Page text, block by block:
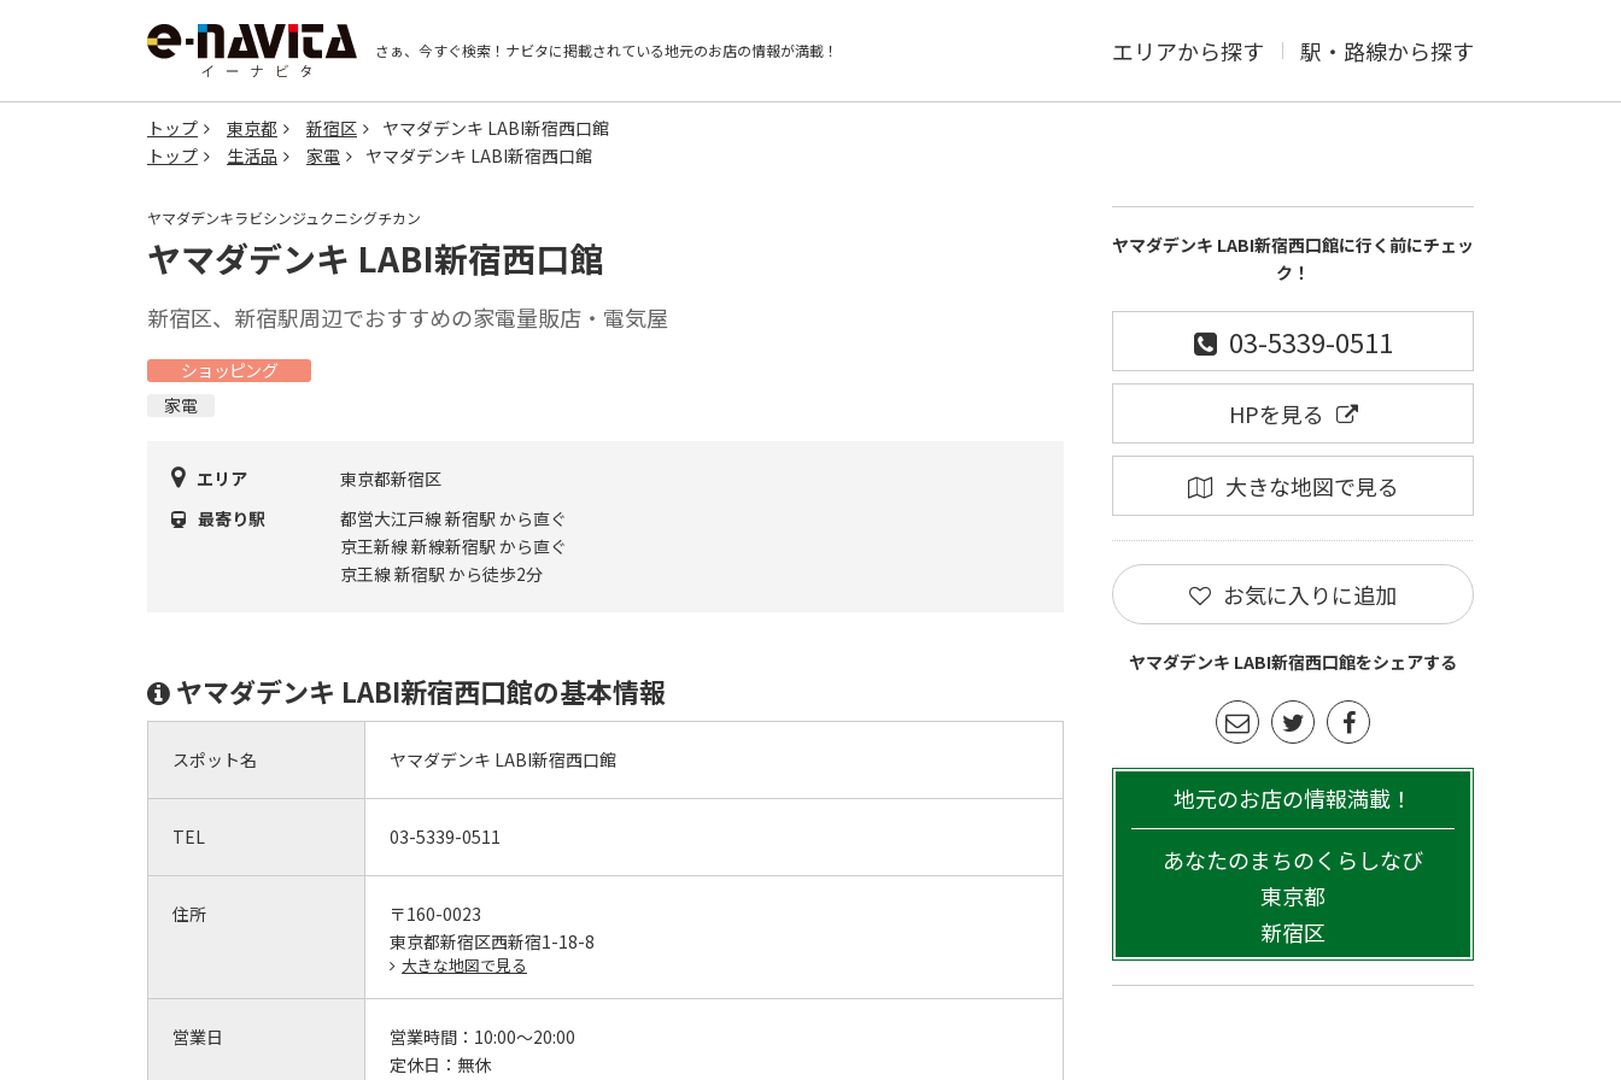
さぁ、今すぐ検索！ ナビタに掲載されている地元のお店の情報が満載！ エリアから探す 駅・路線から探す
トップ 東京都 新宿区
ヤマダデンキ LABI新宿西口館
トップ
生活品 家電 ヤマダデンキ LABI新宿西口館
ヤマダデンキラビシンジュクニシグチカン
ヤマダデンキ LABI新宿西口館
新宿区、新宿駅周辺でおすすめの家電量販店・電気屋
ショッピング
家電
エリア
東京都新宿区
最寄り駅
都営大江戸線 新宿駅 から直ぐ
京王新線 新線新宿駅 から直ぐ
京王線 新宿駅 から徒歩2分
ヤマダデンキ LABI新宿西口館の基本情報
スポット名 ヤマダデンキ LABI新宿西口館
TEL 03-5339-0511
住所
〒160-0023
東京都新宿区西新宿1-18-8
大きな地図で見る
営業日 営業時間： 10:00～20:00
定休日： 無休
ヤマダデンキ LABI新宿西口館に行く前にチェッ
ク！
03-5339-0511
HPを見る
大きな地図で見る
お気に入りに追加
ヤマダデンキ LABI新宿西口館をシェアする
地元のお店の情報満載！
あなたのまちのくらしなび
東京都
新宿区